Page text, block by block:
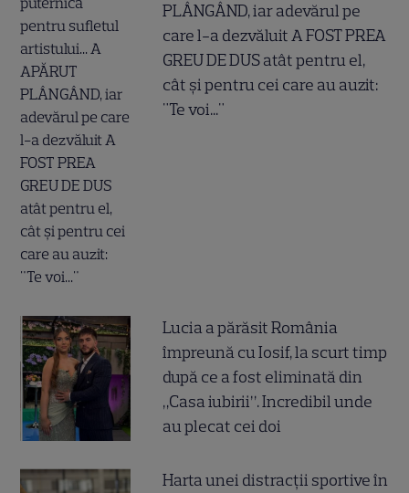
PLÂNGÂND, iar adevărul pe
care l-a dezvăluit A FOST PREA
GREU DE DUS atât pentru el,
cât și pentru cei care au auzit:
"Te voi..."
Lucia a părăsit România
împreună cu Iosif, la scurt timp
după ce a fost eliminată din
„Casa iubirii”. Incredibil unde
au plecat cei doi
Harta unei distracții sportive în